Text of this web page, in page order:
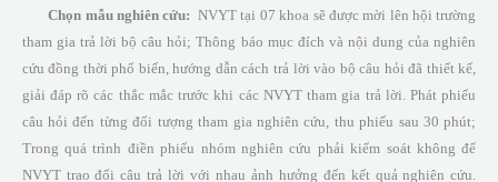
Chọn mẫu nghiên cứu:NVYT tại 07 khoa sẽ được mời lên hội trường
tham gia trả lời bộ câu hỏi; Thông báo mục đích và nội dung của nghiên
cứu đồng thời phổ biến, hướng dẫn cách trả lời vào bộ câu hỏi đã thiết kế,
giải đáp rõ các thắc mắc trước khi các NVYT tham gia trả lời. Phát phiếu
câu hỏi đến từng đối tượng tham gia nghiên cứu, thu phiếu sau 30 phút;
Trong quá trình điền phiếu nhóm nghiên cứu phải kiểm soát không để
NVYT trao đổi câu trả lời với nhau ảnh hưởng đến kết quả nghiên cứu.